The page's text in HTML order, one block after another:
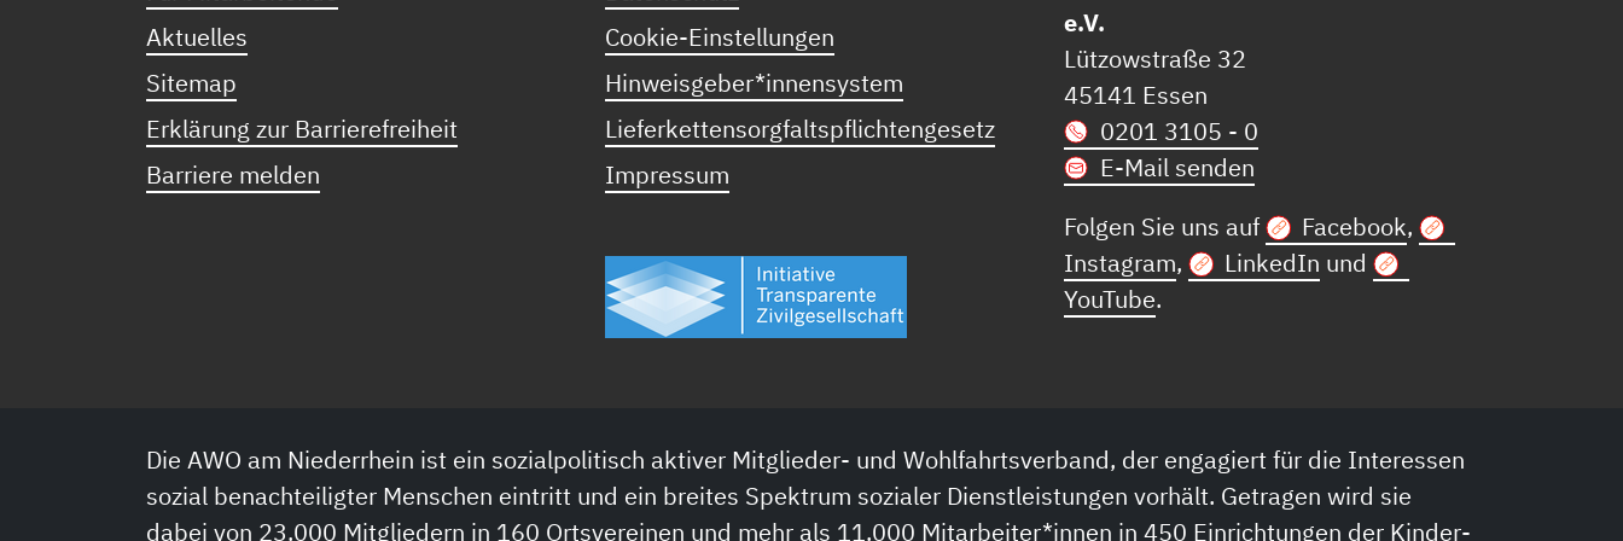
Aktuelles
Sitemap
Erklärung zur Barrierefreiheit
Barriere melden
Cookie-Einstellungen
Hinweisgeber*innensystem
Lieferkettensorgfaltspflichtengesetz
Impressum
e.V.
Lützowstraße 32
45141 Essen
0201 3105 - 0
E-Mail senden
Folgen Sie uns auf
Facebook,
Instagram, LinkedIn und
YouTube.
Die AWO am Niederrhein ist ein sozialpolitisch aktiver Mitglieder- und Wohlfahrtsverband, der engagiert für die Interessen
sozial benachteiligter Menschen eintritt und ein breites Spektrum sozialer Dienstleistungen vorhält. Getragen wird sie
dabei von 23.000 Mitgliedern in 160 Ortsvereinen und mehr als 11.000 Mitarbeiter*innen in 450 Einrichtungen der Kinder-